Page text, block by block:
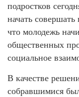
подростков
начать
что молодежь
общественных
социальное
В качестве
собравшимися